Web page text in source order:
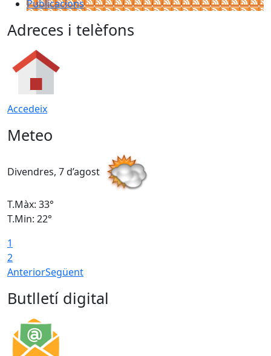
Publicacions
Adreces i telèfons
Accedeix
Meteo
Divendres, 7 d’agost
T.Màx: 33°
T.Min: 22°
1
2
AnteriorSegüent
Butlletí digital